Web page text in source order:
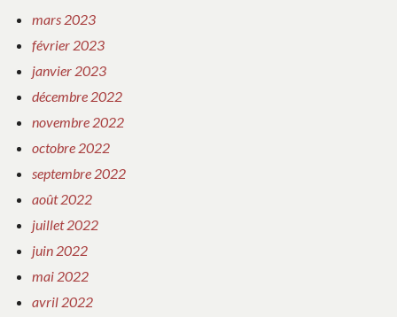
mars 2023
février 2023
janvier 2023
décembre 2022
novembre 2022
octobre 2022
septembre 2022
août 2022
juillet 2022
juin 2022
mai 2022
avril 2022